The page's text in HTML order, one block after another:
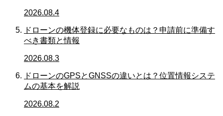
2026.08.4
ドローンの機体登録に必要なものは？申請前に準備す
べき書類と情報
2026.08.3
ドローンのGPSとGNSSの違いとは？位置情報システ
ムの基本を解説
2026.08.2